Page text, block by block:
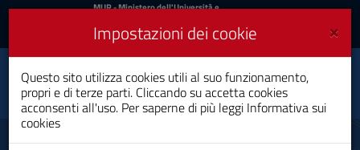
Vai
al
MIUR
Accedi
MUR- Ministero dell'Università e
Accedi UniCA News
Toggle
navigation
Università degli
Studi di Cagliari
×
Impostazioni dei cookie
Questo sito utilizza cookies utili al suo funzionamento,
propri e di terze parti. Cliccando su accetta cookies
acconsenti all'uso. Per saperne di più leggi Informativa sui
cookies